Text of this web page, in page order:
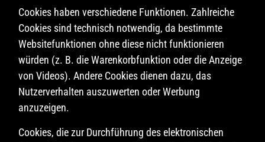
Cookies haben verschiedene Funktionen. Zahlreiche
Cookies sind technisch notwendig, da bestimmte
Websitefunktionen ohne diese nicht funktionieren
würden (z. B. die Warenkorbfunktion oder die Anzeige
von Videos). Andere Cookies dienen dazu, das
Nutzerverhalten auszuwerten oder Werbung
anzuzeigen.
Cookies, die zur Durchführung des elektronischen